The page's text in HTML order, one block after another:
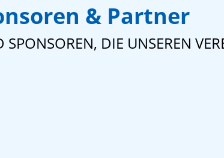
& Partner
DIE UNSEREN